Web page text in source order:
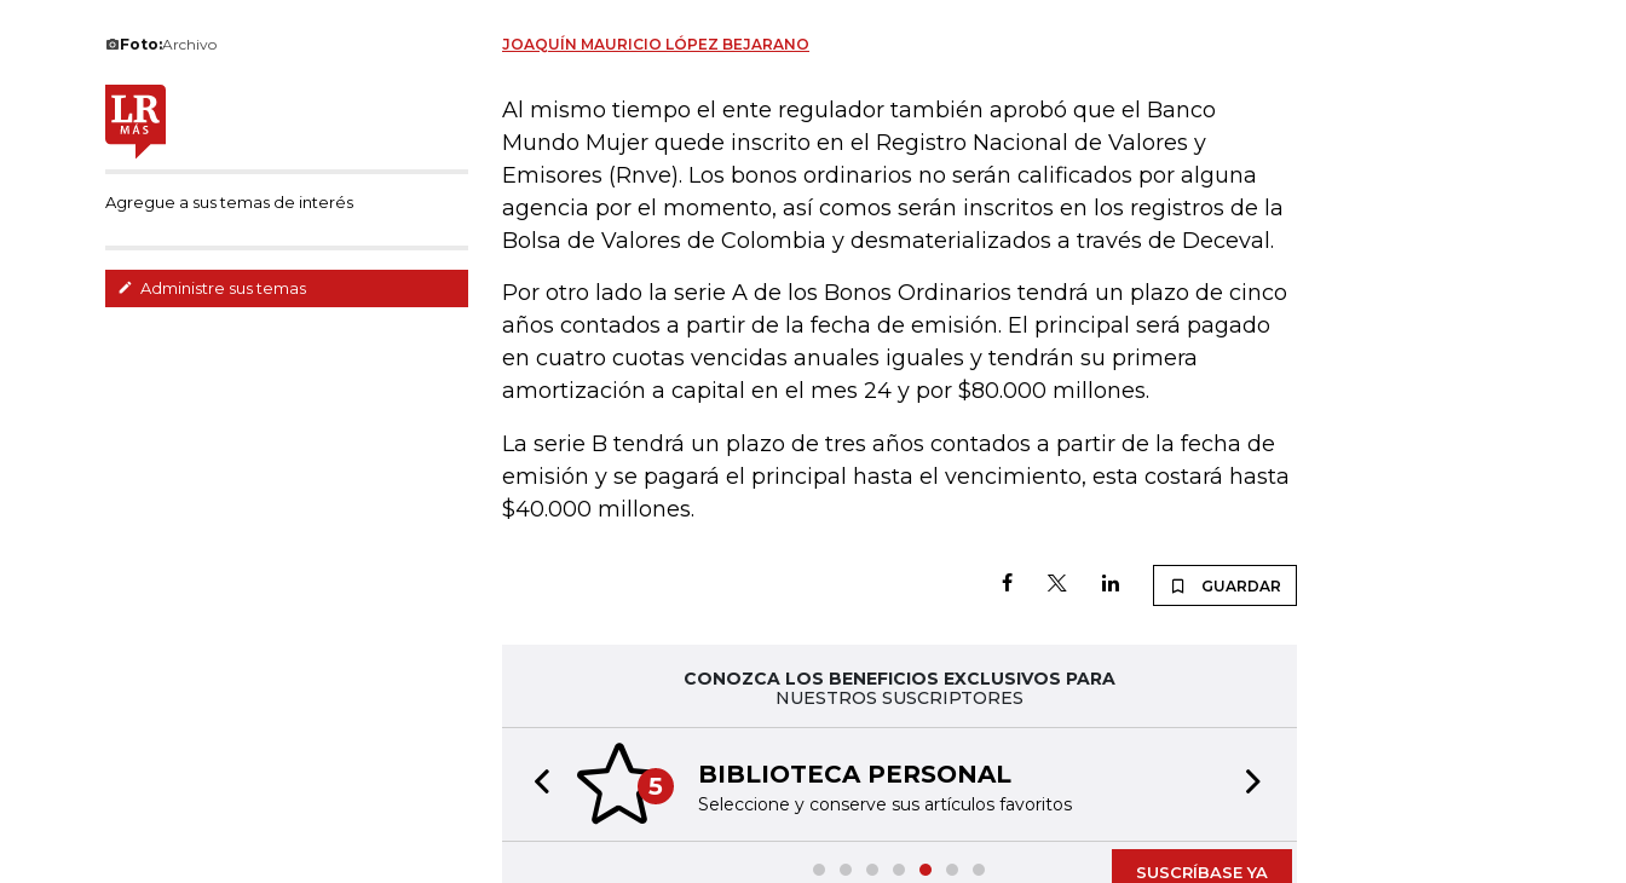
Foto:Archivo
Agregue a sus temas de interés
Administre sus temas
JOAQUÍN MAURICIO LÓPEZ BEJARANO
Al mismo tiempo el ente regulador también aprobó que el Banco
Mundo Mujer quede inscrito en el Registro Nacional de Valores y
Emisores (Rnve). Los bonos ordinarios no serán calificados por alguna
agencia por el momento, así comos serán inscritos en los registros de la
Bolsa de Valores de Colombia y desmaterializados a través de Deceval.
Por otro lado la serie A de los Bonos Ordinarios tendrá un plazo de cinco
años contados a partir de la fecha de emisión. El principal será pagado
en cuatro cuotas vencidas anuales iguales y tendrán su primera
amortización a capital en el mes 24 y por $80.000 millones.
La serie B tendrá un plazo de tres años contados a partir de la fecha de
emisión y se pagará el principal hasta el vencimiento, esta costará hasta
$40.000 millones.
GUARDAR
CONOZCA LOS BENEFICIOS EXCLUSIVOS PARA
NUESTROS SUSCRIPTORES
5 BIBLIOTECA PERSONAL
Seleccione y conserve sus artículos favoritos
Previous slide
SUSCRÍBASE YA